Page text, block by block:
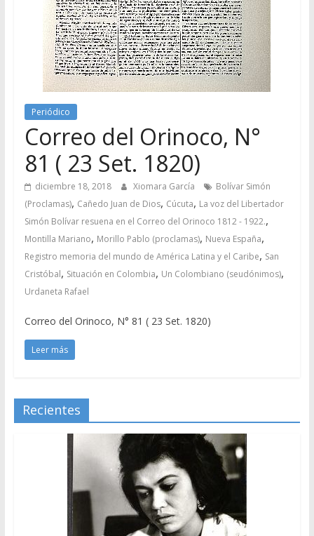
Periódico
Correo del Orinoco, N°
81 ( 23 Set. 1820)
diciembre 18, 2018 Xiomara García
Bolívar Simón
(Proclamas), Cañedo Juan de Dios, Cúcuta, La voz del Libertador
Simón Bolívar resuena en el Correo del Orinoco 1812 - 1922.,
Montilla Mariano, Morillo Pablo (proclamas), Nueva España,
Registro memoria del mundo de América Latina y el Caribe, San
Cristóbal, Situación en Colombia, Un Colombiano (seudónimos),
Urdaneta Rafael
Correo del Orinoco, N° 81 ( 23 Set. 1820)
Leer más
Recientes